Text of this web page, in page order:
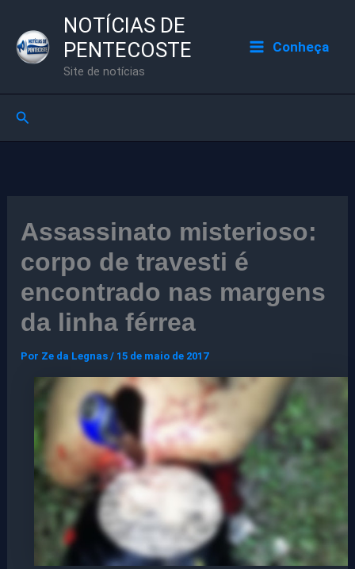
para
NOTÍCIAS DE
PENTECOSTE
Site de notícias
Conheça
Pesquisar
Assassinato misterioso:
corpo de travesti é
encontrado nas margens
da linha férrea
Por Ze da Legnas/ 15 de maio de 2017